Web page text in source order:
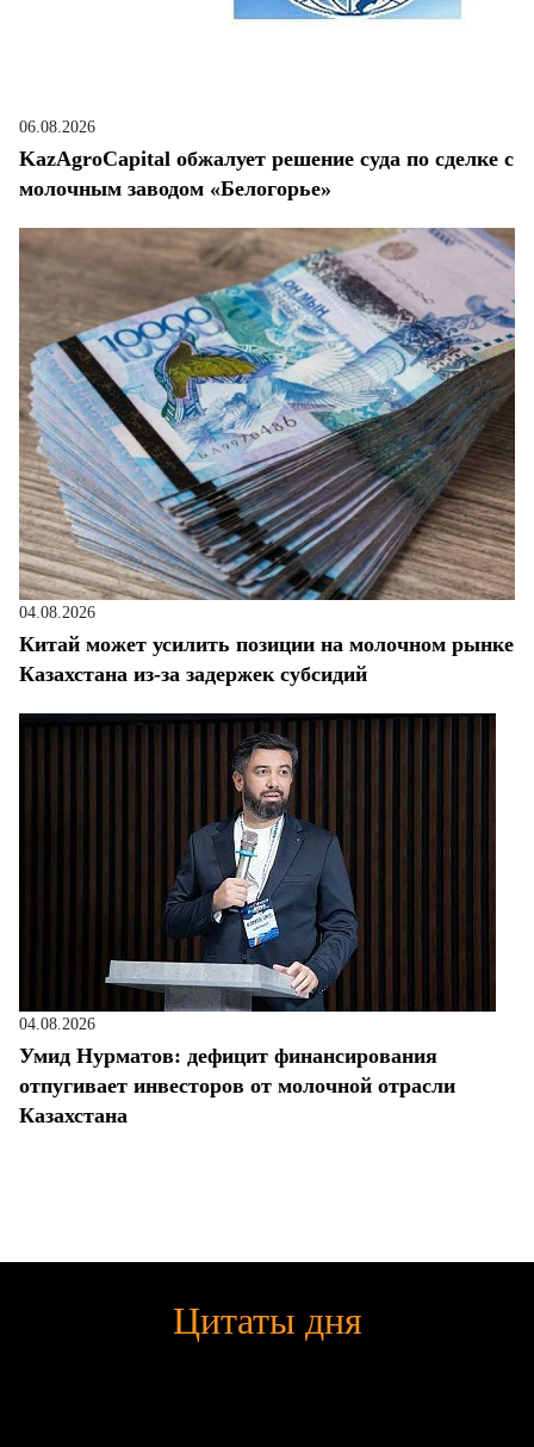
06.08.2026
KazAgroCapital обжалует решение суда по сделке с
молочным заводом «Белогорье»
04.08.2026
Китай может усилить позиции на молочном рынке
Казахстана из-за задержек субсидий
04.08.2026
Умид Нурматов: дефицит финансирования
отпугивает инвесторов от молочной отрасли
Казахстана
Цитаты дня